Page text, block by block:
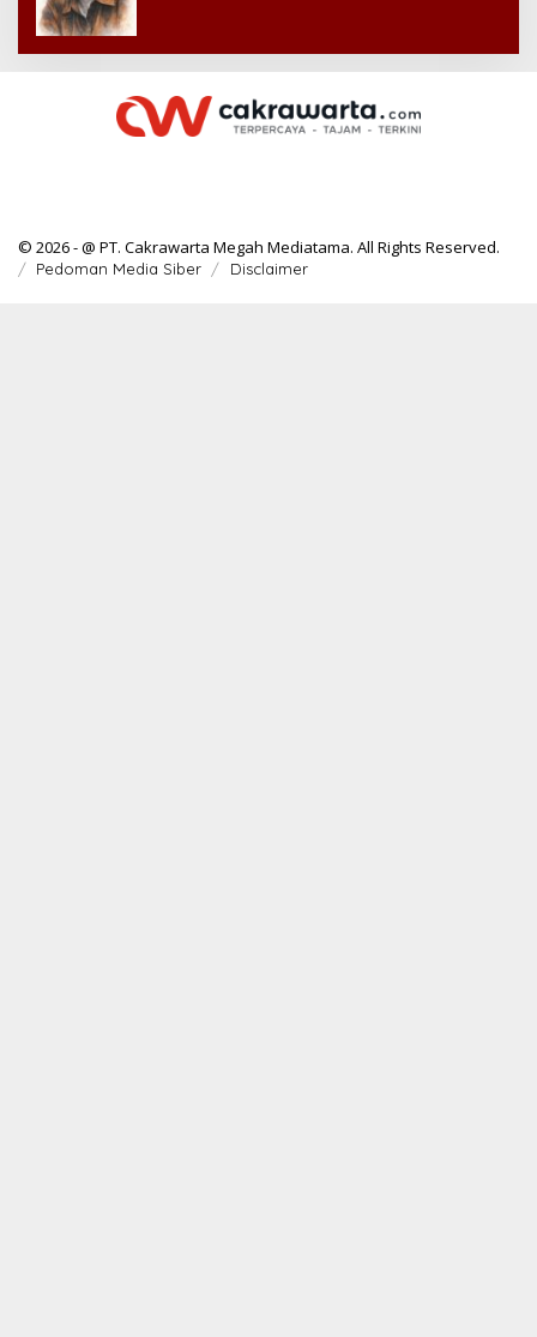
© 2026 - @ PT. Cakrawarta Megah Mediatama. All Rights Reserved.
Pedoman Media Siber Disclaimer